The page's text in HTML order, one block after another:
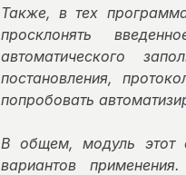
Также, в тех
просклонять
автоматического
постановления,
попробовать
В общем, модуль этот
вариантов